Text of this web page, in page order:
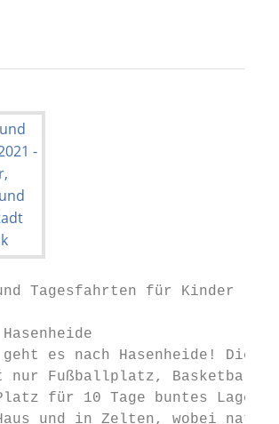
Tagesfahrten für
es nach Hasenheide! Die
Fußballplatz,
für 10 Tage buntes
und in Zelten, wobei